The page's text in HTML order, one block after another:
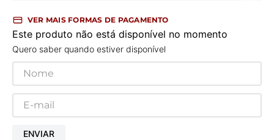
VER MAIS FORMAS DE PAGAMENTO
Este produto não está disponível no momento
Quero saber quando estiver disponível
ENVIAR